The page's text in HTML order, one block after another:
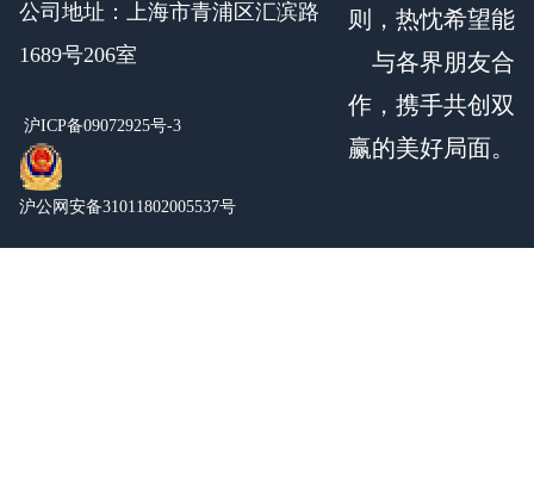
公司地址：上海市青浦区汇滨路
1689号206室
沪ICP备09072925号-3
沪公网安备31011802005537号
则，热忱希望能
与各界朋友合
作，携手共创双
赢的美好局面。